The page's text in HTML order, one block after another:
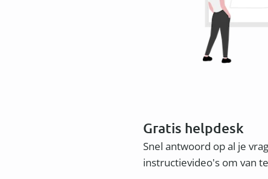
Gratis helpdesk
Snel antwoord op al je
instructievideo's om van